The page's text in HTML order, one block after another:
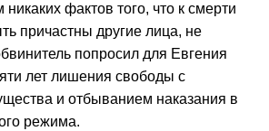
фактов того, что к смерти
причастны другие лица, не
попросил для Евгения
лет лишения свободы с
и отбыванием наказания в
режима.